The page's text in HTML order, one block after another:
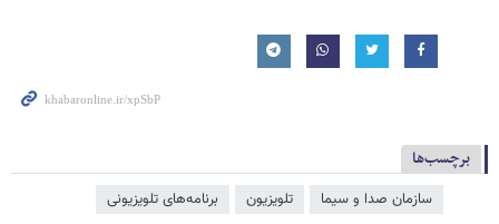
برچسب‌ها
سازمان صدا و سیما تلویزیون برنامه‌های تلویزیونی